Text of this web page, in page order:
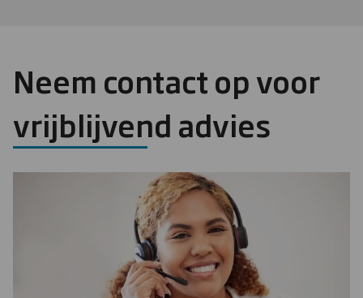
Neem contact op voor
vrijblijvend advies